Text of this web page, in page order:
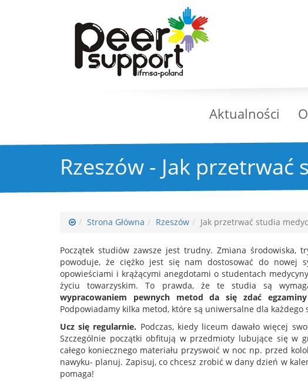
Aktualności
Rzeszów - Jak przetrwać
Strona Główna Rzeszów Jak przetrwać studia
Początek studiów zawsze jest trudny. Zmiana środowiska,
powoduje, że ciężko jest się nam dostosować do nowej
opowieściami i krążącymi anegdotami o studentach
życiu towarzyskim. To prawda, że te studia są
wypracowaniem pewnych metod da się zdać
Podpowiadamy kilka metod, które są uniwersalne dla każdego
Ucz się regularnie. Podczas, kiedy liceum dawało więcej
Szczególnie początki obfitują w przedmioty lubujące się w
całego koniecznego materiału przyswoić w noc np. przed
nawyku- planuj. Zapisuj, co chcesz zrobić w dany dzień w
pomaga!